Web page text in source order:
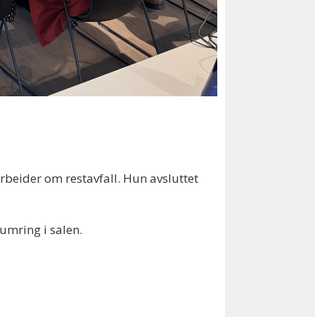
om restavfall. Hun avsluttet
i salen.